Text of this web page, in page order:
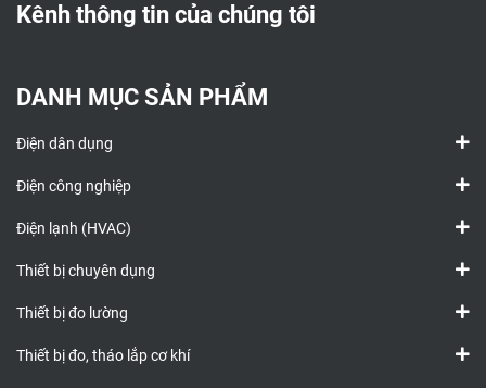
Kênh thông tin của chúng tôi
DANH MỤC SẢN PHẨM
Điện dân dụng
Điện công nghiệp
Điện lạnh (HVAC)
Thiết bị chuyên dụng
Thiết bị đo lường
Thiết bị đo, tháo lắp cơ khí